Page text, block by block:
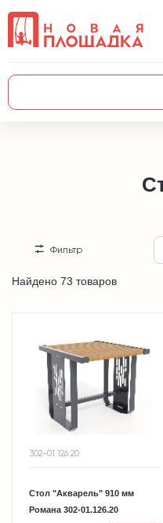
Найдено 73 товаров
Фильтр
302-01.126.20
Стол "Акварель" 910 мм
Романа 302-01.126.20